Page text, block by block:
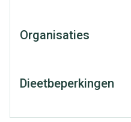
Organisaties
Dieetbeperkingen